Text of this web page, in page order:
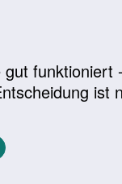
ist